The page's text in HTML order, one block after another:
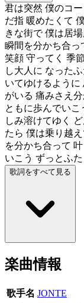
君は突然 僕のコ
だ指 暖めたくて
きな街で 僕は居
瞬間を分かち合っ
笑顔 守ってく 季
し大人に なった
いてゆけるよう
がいる 痛みさえ
ともに歩んでい
しみ溶けてゆく
たら 僕は乗り越
を分かち合って
いこう ずっとふ
歌詞をすべて見る
楽曲情報
歌手名 JONTE